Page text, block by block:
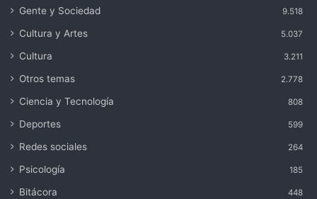
Gente y Sociedad 9.518
Cultura y Artes 5.037
Cultura 3.211
Otros temas 2.778
Ciencia y Tecnología 808
Deportes 599
Redes sociales 264
Psicología 185
Bitácora 448